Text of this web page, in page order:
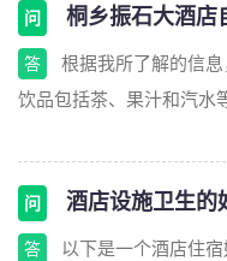
问 桐乡振石大酒店
答
根据我所了解的信
饮品包括茶、果汁和汽水
问 酒店设施卫生的
答
以下是一个酒店住